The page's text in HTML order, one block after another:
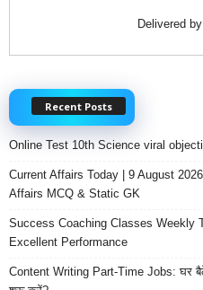
Delivered by
Recent Posts
Online Test 10th Science viral
Current Affairs Today | 9 August
Affairs MCQ & Static GK
Success Coaching Classes Weekly
Excellent Performance
Content Writing Part-Time Jobs: घर बैठे